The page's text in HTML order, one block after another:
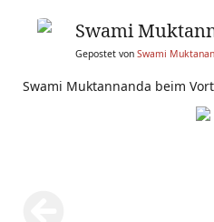
Swami
Gepostet von Swami
Swami Muktannanda beim